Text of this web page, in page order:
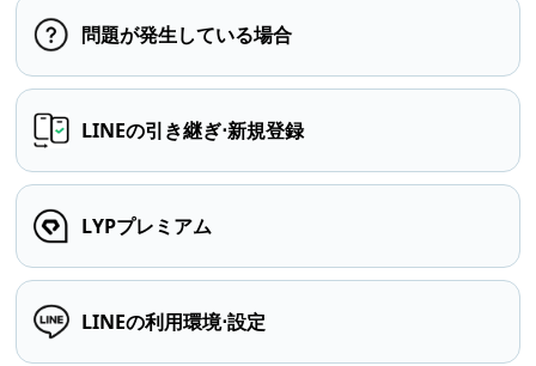
問題が発生している場合
LINEの引き継ぎ⋅新規登録
LYPプレミアム
LINEの利用環境⋅設定